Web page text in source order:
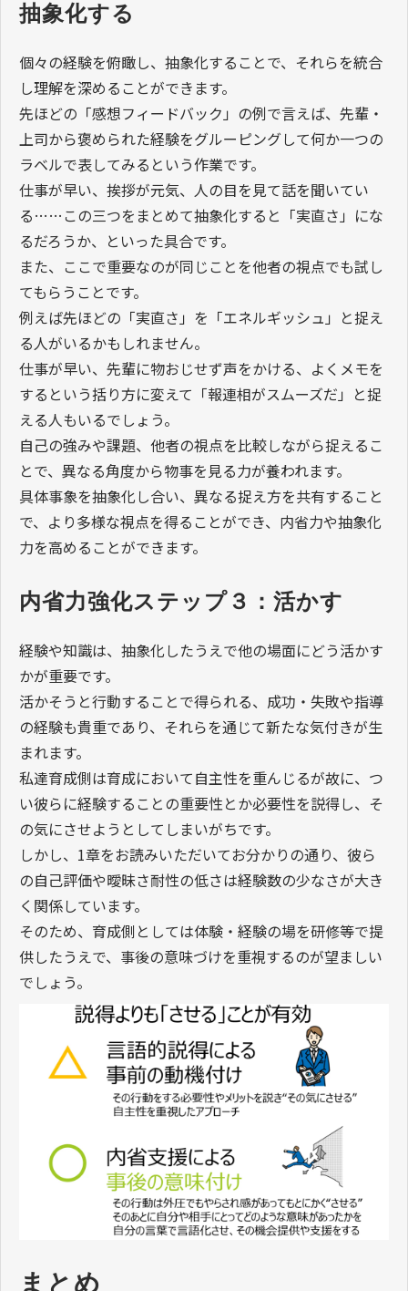
抽象化する
個々の経験を俯瞰し、抽象化することで、それらを統合
し理解を深めることができます。
先ほどの「感想フィードバック」の例で言えば、先輩・
上司から褒められた経験をグルーピングして何か一つの
ラベルで表してみるという作業です。
仕事が早い、挨拶が元気、人の目を見て話を聞いてい
る……この三つをまとめて抽象化すると「実直さ」にな
るだろうか、といった具合です。
また、ここで重要なのが同じことを他者の視点でも試し
てもらうことです。
例えば先ほどの「実直さ」を「エネルギッシュ」と捉え
る人がいるかもしれません。
仕事が早い、先輩に物おじせず声をかける、よくメモを
するという括り方に変えて「報連相がスムーズだ」と捉
える人もいるでしょう。
自己の強みや課題、他者の視点を比較しながら捉えるこ
とで、異なる角度から物事を見る力が養われます。
具体事象を抽象化し合い、異なる捉え方を共有すること
で、より多様な視点を得ることができ、内省力や抽象化
力を高めることができます。
内省力強化ステップ３：活かす
経験や知識は、抽象化したうえで他の場面にどう活かす
かが重要です。
活かそうと行動することで得られる、成功・失敗や指導
の経験も貴重であり、それらを通じて新たな気付きが生
まれます。
私達育成側は育成において自主性を重んじるが故に、つ
い彼らに経験することの重要性とか必要性を説得し、そ
の気にさせようとしてしまいがちです。
しかし、1章をお読みいただいてお分かりの通り、彼ら
の自己評価や曖昧さ耐性の低さは経験数の少なさが大き
く関係しています。
そのため、育成側としては体験・経験の場を研修等で提
供したうえで、事後の意味づけを重視するのが望ましい
でしょう。
まとめ